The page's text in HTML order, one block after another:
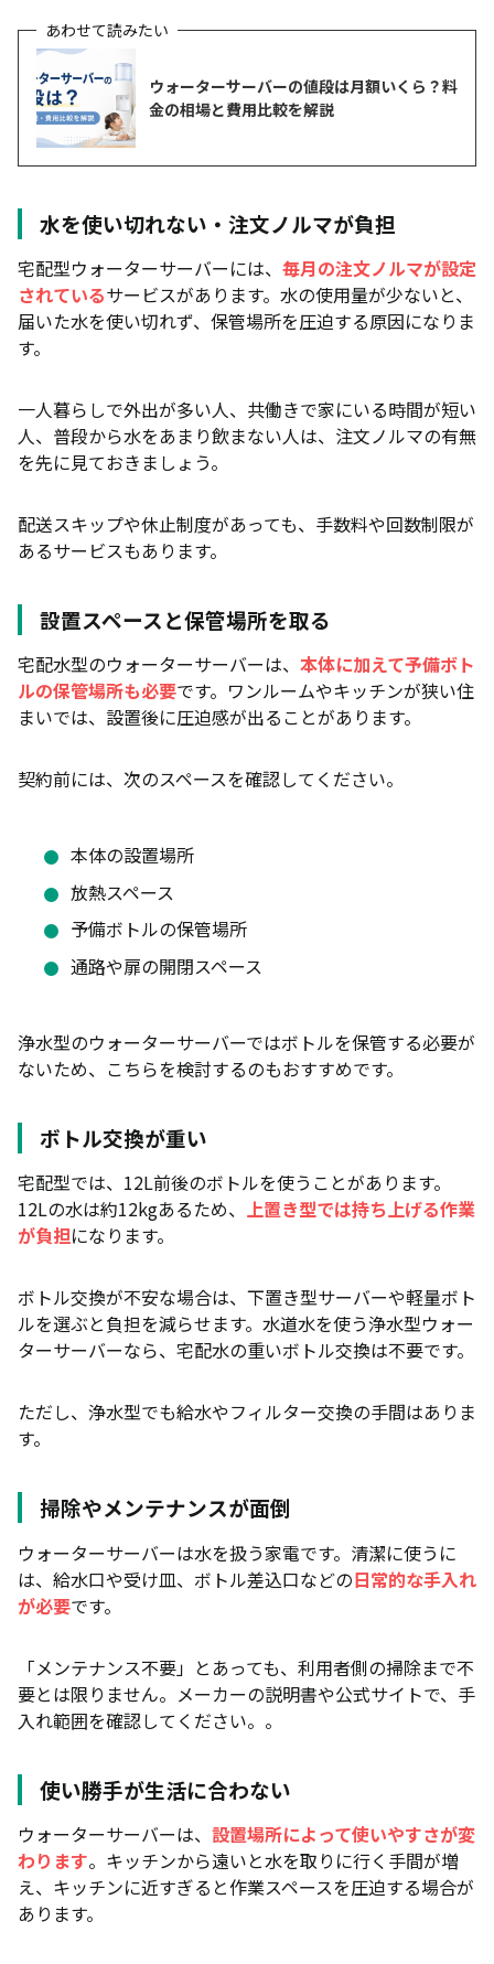
ウォーターサーバーの値段は月額いくら？料
金の相場と費用比較を解説
水を使い切れない・注文ノルマが負担
宅配型ウォーターサーバーには、 毎月の注文ノルマが設定
されているサービスがあります。水の使用量が少ないと、
届いた水を使い切れず、保管場所を圧迫する原因になりま
す。
一人暮らしで外出が多い人、共働きで家にいる時間が短い
人、普段から水をあまり飲まない人は、注文ノルマの有無
を先に見ておきましょう。
配送スキップや休止制度があっても、手数料や回数制限が
あるサービスもあります。
設置スペースと保管場所を取る
宅配水型のウォーターサーバーは、 本体に加えて予備ボト
ルの保管場所も必要です。ワンルームやキッチンが狭い住
まいでは、設置後に圧迫感が出ることがあります。
契約前には、次のスペースを確認してください。
本体の設置場所
放熱スペース
予備ボトルの保管場所
通路や扉の開閉スペース
浄水型のウォーターサーバーではボトルを保管する必要が
ないため、こちらを検討するのもおすすめです。
ボトル交換が重い
宅配型では、12L前後のボトルを使うことがあります。
12Lの水は約12kgあるため、 上置き型では持ち上げる作業
が負担になります。
ボトル交換が不安な場合は、下置き型サーバーや軽量ボト
ルを選ぶと負担を減らせます。水道水を使う浄水型ウォー
ターサーバーなら、宅配水の重いボトル交換は不要です。
ただし、浄水型でも給水やフィルター交換の手間はありま
す。
掃除やメンテナンスが面倒
ウォーターサーバーは水を扱う家電です。清潔に使うに
は、給水口や受け皿、ボトル差込口などの日常的な手入れ
が必要です。
「メンテナンス不要」とあっても、利用者側の掃除まで不
要とは限りません。メーカーの説明書や公式サイトで、手
入れ範囲を確認してください。。
使い勝手が生活に合わない
ウォーターサーバーは、 設置場所によって使いやすさが変
わります。キッチンから遠いと水を取りに行く手間が増
え、キッチンに近すぎると作業スペースを圧迫する場合が
あります。